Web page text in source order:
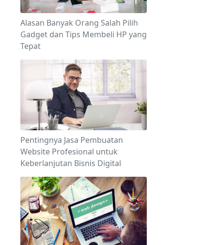
Alasan Banyak Orang Salah Pilih
Gadget dan Tips Membeli HP yang
Tepat
Pentingnya Jasa Pembuatan
Website Profesional untuk
Keberlanjutan Bisnis Digital